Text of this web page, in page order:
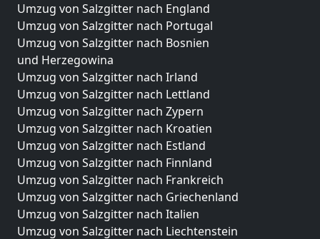
Umzug von Salzgitter nach England
Umzug von Salzgitter nach Portugal
Umzug von Salzgitter nach Bosnien
und Herzegowina
Umzug von Salzgitter nach Irland
Umzug von Salzgitter nach Lettland
Umzug von Salzgitter nach Zypern
Umzug von Salzgitter nach Kroatien
Umzug von Salzgitter nach Estland
Umzug von Salzgitter nach Finnland
Umzug von Salzgitter nach Frankreich
Umzug von Salzgitter nach Griechenland
Umzug von Salzgitter nach Italien
Umzug von Salzgitter nach Liechtenstein